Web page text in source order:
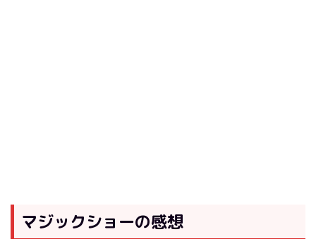
マジックショーの感想